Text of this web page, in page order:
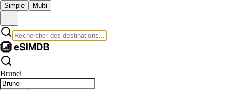
Simple Multi
Brunei